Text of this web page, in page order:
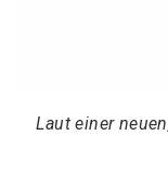
Laut einer